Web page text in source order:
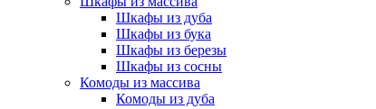
Шкафы из дуба
Шкафы из бука
Шкафы из березы
Шкафы из сосны
Комоды из массива
Комоды из дуба